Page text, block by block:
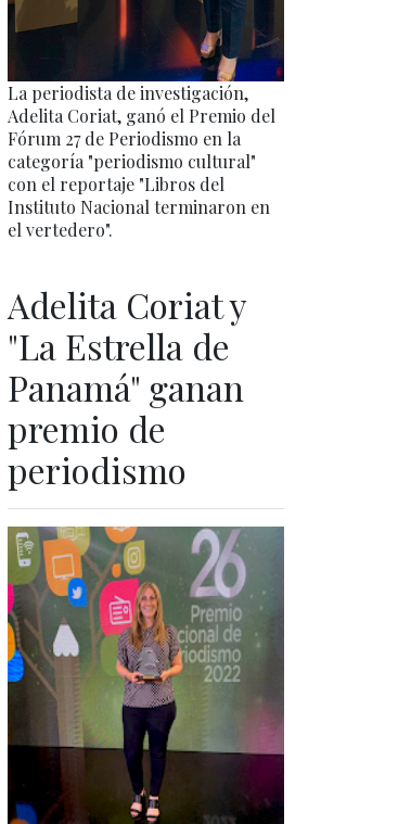
La periodista de investigación,
Adelita Coriat, ganó el Premio del
Fórum 27 de Periodismo en la
categoría "periodismo cultural"
con el reportaje "Libros del
Instituto Nacional terminaron en
el vertedero".
Adelita Coriat y
"La Estrella de
Panamá" ganan
premio de
periodismo